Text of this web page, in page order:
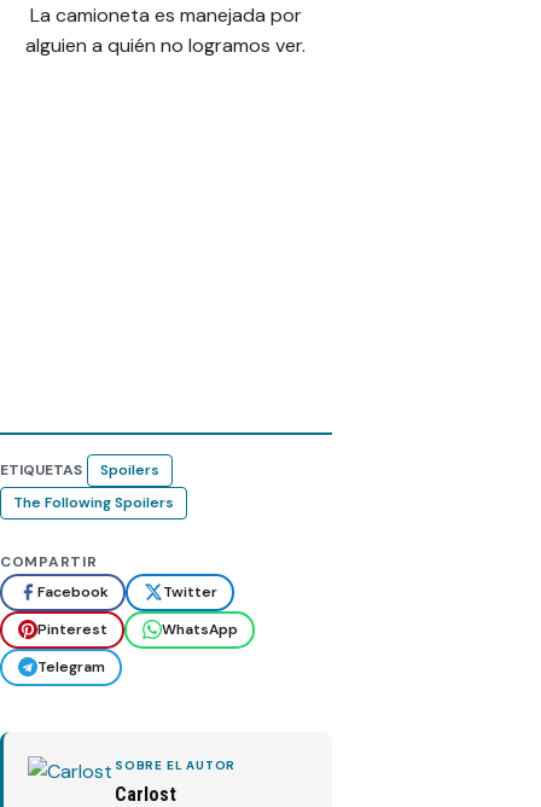
La camioneta es manejada por
alguien a quién no logramos ver.
ETIQUETAS
Spoilers
The Following Spoilers
COMPARTIR
Facebook
Twitter
Pinterest
WhatsApp
Telegram
SOBRE EL AUTOR
Carlost